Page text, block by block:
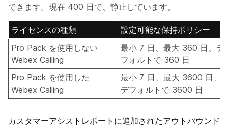
できます。現在 400 日で、静止しています。
ライセンスの種類
設定可能な保持ポリシー
Pro Pack を使用しない
Webex Calling
最小 7 日、最大 360 日、デ
フォルトで 360 日
Pro Pack を使用した
Webex Calling
最小 7 日、最大 3600 日、
デフォルトで 3600 日
カスタマーアシストレポートに追加されたアウトバウンドお